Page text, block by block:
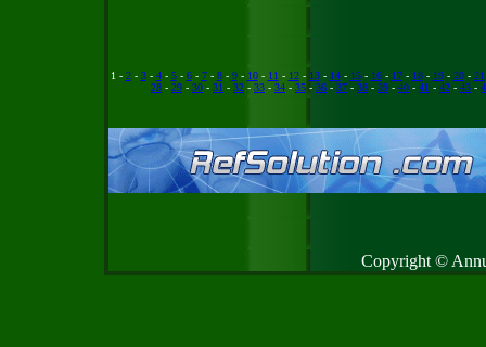
1 - 2- 3- 4- 5- 6- 7- 8- 9- 10- 11 - 12- 13- 14- 15- 16- 17- 18- 19- 20- 21
28 - 29 - 30 - 31 - 32 - 33 - 34 - 35 - 36 - 37 - 38 - 39 - 40 - 41 - 42 - 43 -
Copyright ©